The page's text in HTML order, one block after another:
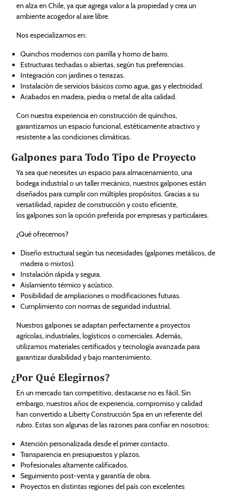
en alza en Chile, ya que agrega valor a la propiedad y crea un
ambiente acogedor al aire libre.
Nos especializamos en:
Quinchos modernos con parrilla y horno de barro.
Estructuras techadas o abiertas, según tus preferencias.
Integración con jardines o terrazas.
Instalación de servicios básicos como agua, gas y electricidad.
Acabados en madera, piedra o metal de alta calidad.
Con nuestra experiencia en construcción de quinchos,
garantizamos un espacio funcional, estéticamente atractivo y
resistente a las condiciones climáticas.
Galpones para Todo Tipo de Proyecto
Ya sea que necesites un espacio para almacenamiento, una
bodega industrial o un taller mecánico, nuestros galpones están
diseñados para cumplir con múltiples propósitos. Gracias a su
versatilidad, rapidez de construcción y costo eficiente,
los galpones son la opción preferida por empresas y particulares.
¿Qué ofrecemos?
Diseño estructural según tus necesidades (galpones metálicos, de
madera o mixtos).
Instalación rápida y segura.
Aislamiento térmico y acústico.
Posibilidad de ampliaciones o modificaciones futuras.
Cumplimiento con normas de seguridad industrial.
Nuestros galpones se adaptan perfectamente a proyectos
agrícolas, industriales, logísticos o comerciales. Además,
utilizamos materiales certificados y tecnología avanzada para
garantizar durabilidad y bajo mantenimiento.
¿Por Qué Elegirnos?
En un mercado tan competitivo, destacarse no es fácil. Sin
embargo, nuestros años de experiencia, compromiso y calidad
han convertido a Liberty Construcción Spa en un referente del
rubro. Estas son algunas de las razones para confiar en nosotros:
Atención personalizada desde el primer contacto.
Transparencia en presupuestos y plazos.
Profesionales altamente calificados.
Seguimiento post-venta y garantía de obra.
Proyectos en distintas regiones del país con excelentes